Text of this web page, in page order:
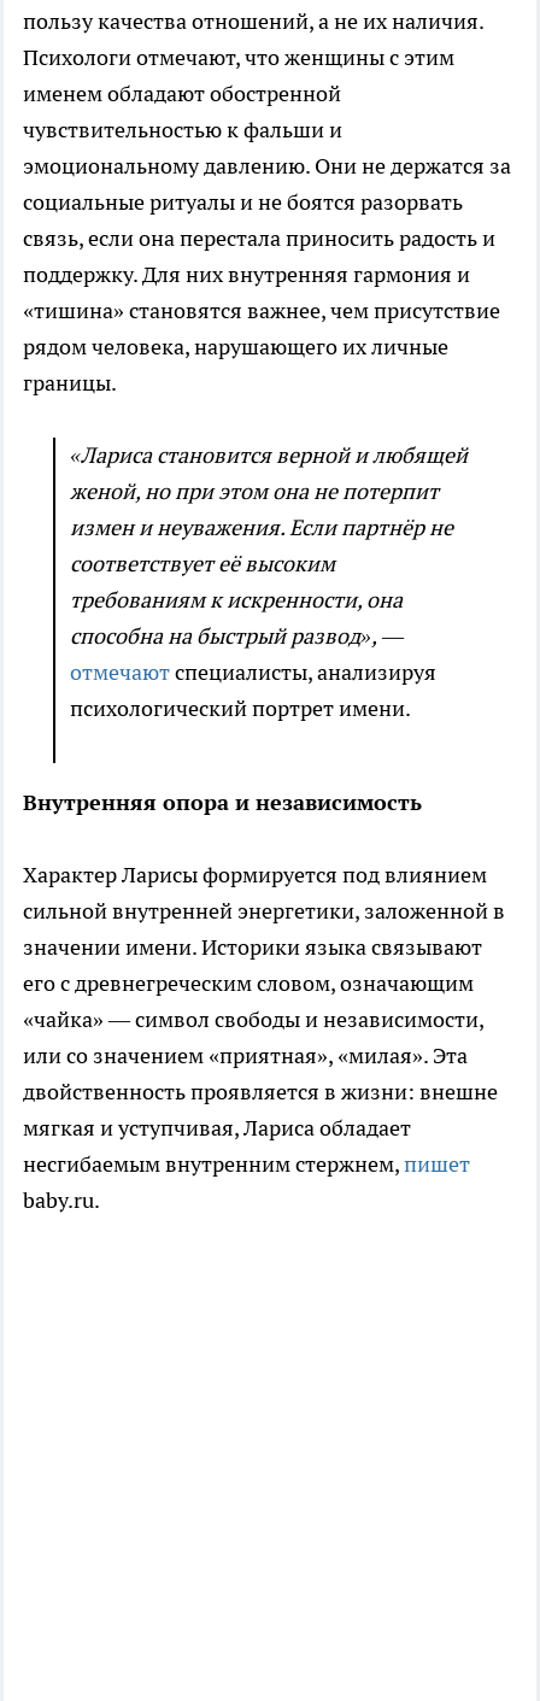
пользу качества отношений, а не их наличия.
Психологи отмечают, что женщины с этим
именем обладают обостренной
чувствительностью к фальши и
эмоциональному давлению. Они не держатся за
социальные ритуалы и не боятся разорвать
связь, если она перестала приносить радость и
поддержку. Для них внутренняя гармония и
«тишина» становятся важнее, чем присутствие
рядом человека, нарушающего их личные
границы.
«Лариса становится верной и любящей
женой, но при этом она не потерпит
измен и неуважения. Если партнёр не
соответствует её высоким
требованиям к искренности, она
способна на быстрый развод»,—
отмечаютспециалисты, анализируя
психологический портрет имени.
Внутренняя опора и независимость
Характер Ларисы формируется под влиянием
сильной внутренней энергетики, заложенной в
значении имени. Историки языка связывают
его с древнегреческим словом, означающим
«чайка» — символ свободы и независимости,
или со значением «приятная», «милая». Эта
двойственность проявляется в жизни: внешне
мягкая и уступчивая, Лариса обладает
несгибаемым внутренним стержнем,пишет
baby.ru.